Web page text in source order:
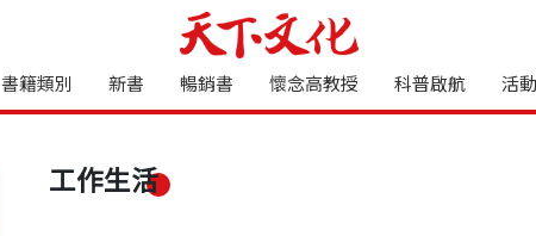
書籍類別 新書 暢銷書 懷念高教授 科普啟航 活動
工作生活